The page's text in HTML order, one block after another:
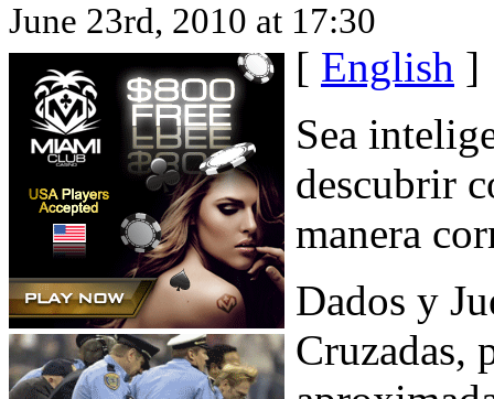
June 23rd, 2010 at 17:30
[ English ]
Sea
descubrir
manera
Dados y
Cruzadas,